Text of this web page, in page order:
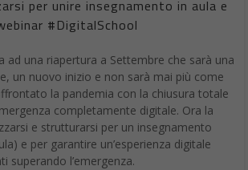
per unire insegnamento in aula e
#DigitalSchool
ad una riapertura a Settembre che sarà una
un nuovo inizio e non sarà mai più come
la pandemia con la chiusura totale
completamente digitale. Ora la
e strutturarsi per un insegnamento
e per garantire un’esperienza digitale
superando l’emergenza.